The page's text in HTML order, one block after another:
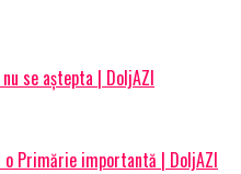
se aștepta | DoljAZI
o Primărie importantă | DoljAZI